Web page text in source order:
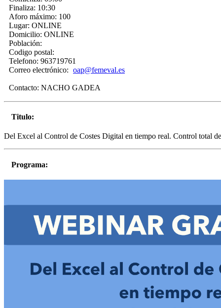
Finaliza: 10:30
Aforo máximo: 100
Lugar: ONLINE
Domicilio: ONLINE
Población:
Codigo postal:
Telefono: 963719761
Correo electrónico: oap@femeval.es
Contacto: NACHO GADEA
Titulo:
Del Excel al Control de Costes Digital en tiempo real. Control total
Programa: